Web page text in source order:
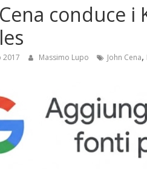
conduce i
2017 Massimo Lupo John Cena,